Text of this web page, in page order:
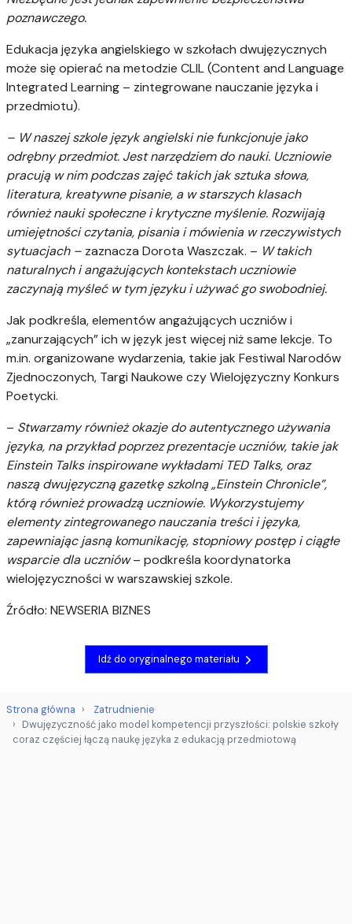
poznawczego.
Edukacja języka angielskiego w szkołach dwujęzycznych
może się opierać na metodzie CLIL (Content and Language
Integrated Learning – zintegrowane nauczanie języka i
przedmiotu).
– W naszej szkole język angielski nie funkcjonuje jako
odrębny przedmiot. Jest narzędziem do nauki. Uczniowie
pracują w nim podczas zajęć takich jak sztuka słowa,
literatura, kreatywne pisanie, a w starszych klasach
również nauki społeczne i krytyczne myślenie. Rozwijają
umiejętności czytania, pisania i mówienia w rzeczywistych
sytuacjach – zaznacza Dorota Waszczak. – W takich
naturalnych i angażujących kontekstach uczniowie
zaczynają myśleć w tym języku i używać go swobodniej.
Jak podkreśla, elementów angażujących uczniów i
„zanurzających” ich w język jest więcej niż same lekcje. To
m.in. organizowane wydarzenia, takie jak Festiwal Narodów
Zjednoczonych, Targi Naukowe czy Wielojęzyczny Konkurs
Poetycki.
– Stwarzamy również okazje do autentycznego używania
języka, na przykład poprzez prezentacje uczniów, takie jak
Einstein Talks inspirowane wykładami TED Talks, oraz
naszą dwujęzyczną gazetkę szkolną „Einstein Chronicle”,
którą również prowadzą uczniowie. Wykorzystujemy
elementy zintegrowanego nauczania treści i języka,
zapewniając jasną komunikację, stopniowy postęp i ciągłe
wsparcie dla uczniów– podkreśla koordynatorka
wielojęzyczności w warszawskiej szkole.
Źródło: NEWSERIA BIZNES
Idź do oryginalnego materiału
Strona główna
Zatrudnienie
Dwujęzyczność jako model kompetencji przyszłości: polskie szkoły
coraz częściej łączą naukę języka z edukacją przedmiotową